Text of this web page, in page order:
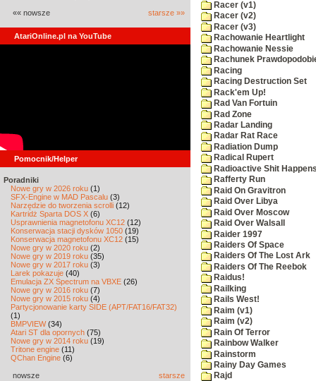
«« nowsze starsze »»
AtariOnline.pl na YouTube
Pomocnik/Helper
Poradniki
Nowe gry w 2026 roku (1)
SFX-Engine w MAD Pascalu (3)
Narzędzie do tworzenia scrolli (12)
Kartridż Sparta DOS X (6)
Usprawnienia magnetofonu XC12 (12)
Konserwacja stacji dysków 1050 (19)
Konserwacja magnetofonu XC12 (15)
Nowe gry w 2020 roku (2)
Nowe gry w 2019 roku (35)
Nowe gry w 2017 roku (3)
Larek pokazuje (40)
Emulacja ZX Spectrum na VBXE (26)
Nowe gry w 2016 roku (7)
Nowe gry w 2015 roku (4)
Partycjonowanie karty SIDE (APT/FAT16/FAT32)
(1)
BMPVIEW(34)
Atari ST dla opornych (75)
Nowe gry w 2014 roku (19)
Tritone engine (11)
QChan Engine (6)
nowsze starsze
Racer (v1)
Racer (v2)
Racer (v3)
Rachowanie Heartlight
Rachowanie Nessie
Rachunek
Racing
Racing Destruction Set
Rack'em Up!
Rad Van Fortuin
Rad Zone
Radar Landing
Radar Rat Race
Radiation Dump
Radical Rupert
Radioactive Shit
Rafferty Run
Raid On Gravitron
Raid Over Libya
Raid Over Moscow
Raid Over Walsall
Raider 1997
Raiders Of Space
Raiders Of The Lost Ark
Raiders Of The Reebok
Raidus!
Railking
Rails West!
Raim (v1)
Raim (v2)
Rain Of Terror
Rainbow Walker
Rainstorm
Rainy Day Games
Rajd